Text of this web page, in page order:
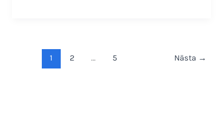
1 2 … 5 Nästa →